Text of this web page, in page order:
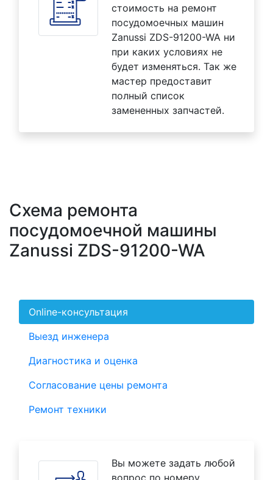
стоимость на ремонт
посудомоечных машин
Zanussi ZDS-91200-WA ни
при каких условиях не
будет изменяться. Так же
мастер предоставит
полный список
замененных запчастей.
Схема ремонта
посудомоечной машины
Zanussi ZDS-91200-WA
Online-консультация
Выезд инженера
Диагностика и оценка
Согласование цены ремонта
Ремонт техники
Вы можете задать любой
вопрос по номеру